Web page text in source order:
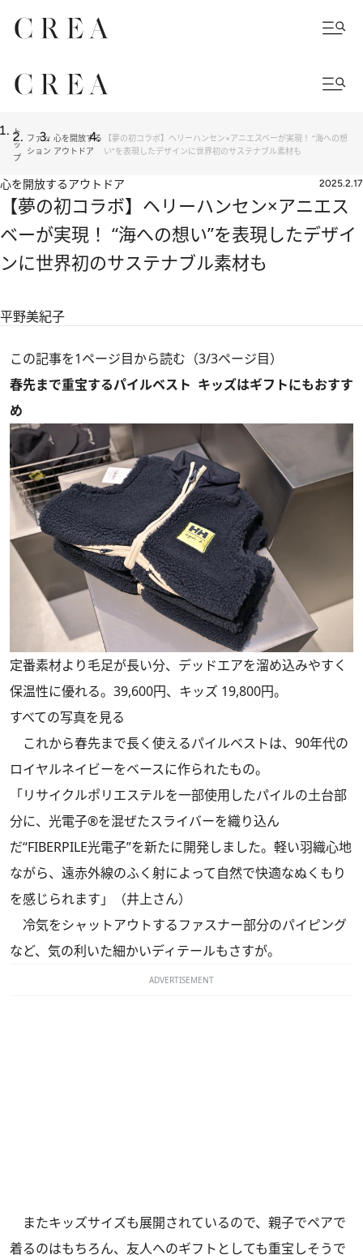
ト
ッ
プ
ファッ
ション
心を開放する
アウトドア
【夢の初コラボ】ヘリーハンセン×アニエスベーが実現！ “海への想
い”を表現したデザインに世界初のサステナブル素材も
心を開放するアウトドア 2025.2.17
【夢の初コラボ】ヘリーハンセン×アニエス
ベーが実現！ “海への想い”を表現したデザイ
ンに世界初のサステナブル素材も
平野美紀子
この記事を1ページ目から読む（3/3ページ目）
春先まで重宝するパイルベスト キッズはギフトにもおすす
め
定番素材より毛足が長い分、デッドエアを溜め込みやすく
保温性に優れる。39,600円、キッズ 19,800円。
すべての写真を見る
これから春先まで長く使えるパイルベストは、90年代の
ロイヤルネイビーをベースに作られたもの。
「リサイクルポリエステルを一部使用したパイルの土台部
分に、光電子®を混ぜたスライバーを織り込ん
だ“FIBERPILE光電子”を新たに開発しました。軽い羽織心地
ながら、遠赤外線のふく射によって自然で快適なぬくもり
を感じられます」（井上さん）
冷気をシャットアウトするファスナー部分のパイピング
など、気の利いた細かいディテールもさすが。
ADVERTISEMENT
またキッズサイズも展開されているので、親子でペアで
着るのはもちろん、友人へのギフトとしても重宝しそうで